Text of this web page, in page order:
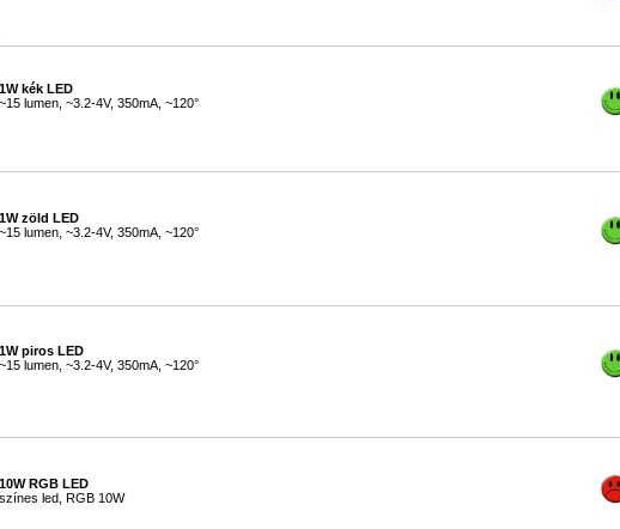
1W kék LED
~15 lumen, ~3.2-4V, 350mA, ~120°
1W zöld LED
~15 lumen, ~3.2-4V, 350mA, ~120°
1W piros LED
~15 lumen, ~3.2-4V, 350mA, ~120°
10W RGB LED
színes led, RGB 10W